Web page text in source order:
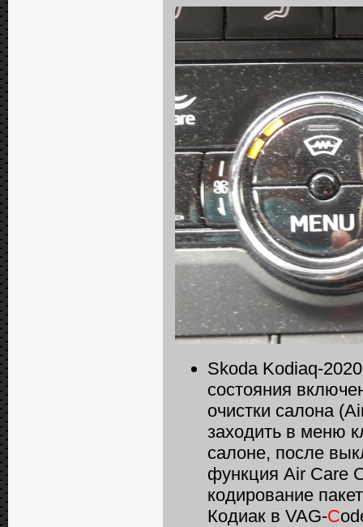
Skoda Kodiaq-
состояния
очистки салона
заходить в меню
салоне, после
функция Air Care
кодирование
Кодиак в VAG-C